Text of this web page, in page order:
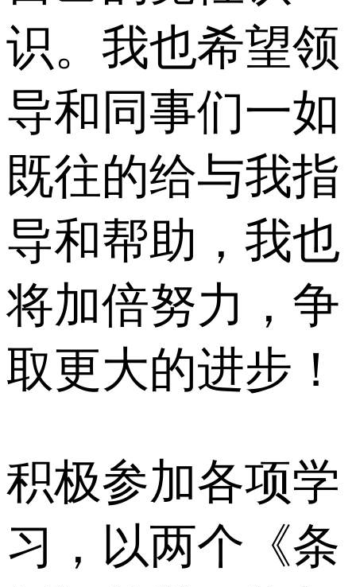
识。我也希望领
导和同事们一如
既往的给与我指
导和帮助，我也
将加倍努力，争
取更大的进步！
积极参加各项学
习，以两个《条